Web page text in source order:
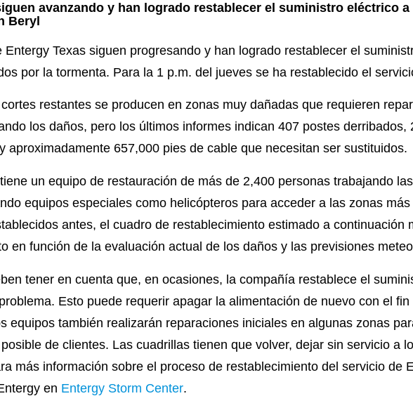
avanzando y han logrado restablecer el suministro eléctrico
Beryl
Entergy Texas siguen progresando y han logrado restablecer el
por la tormenta. Para la 1 p.m. del jueves se ha restablecido el
restantes se producen en zonas muy dañadas que requieren
los daños, pero los últimos informes indican 407 postes
aproximadamente 657,000 pies de cable que necesitan ser sustituidos.
un equipo de restauración de más de 2,400 personas trabajando
equipos especiales como helicópteros para acceder a las zonas
antes, el cuadro de restablecimiento estimado a continuación
en función de la evaluación actual de los daños y las previsiones
tener en cuenta que, en ocasiones, la compañía restablece el
Esto puede requerir apagar la alimentación de nuevo con el
equipos también realizarán reparaciones iniciales en algunas zonas
de clientes. Las cuadrillas tienen que volver, dejar sin servicio a
más información sobre el proceso de restablecimiento del servicio de
en Entergy Storm Center.